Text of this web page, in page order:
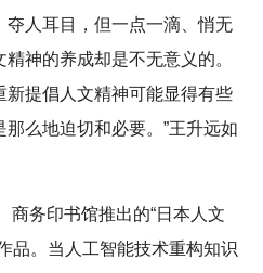
人耳目，但一点一滴、悄无
神的养成却是不无意义的。
提倡人文精神可能显得有些
么地迫切和必要。”王升远如
商务印书馆推出的“日本人文
品。当人工智能技术重构知识